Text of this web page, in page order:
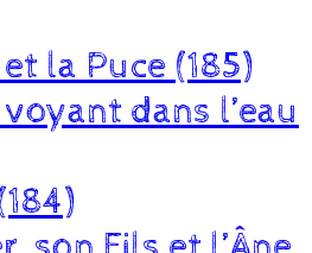
la Puce (185)
dans l’eau